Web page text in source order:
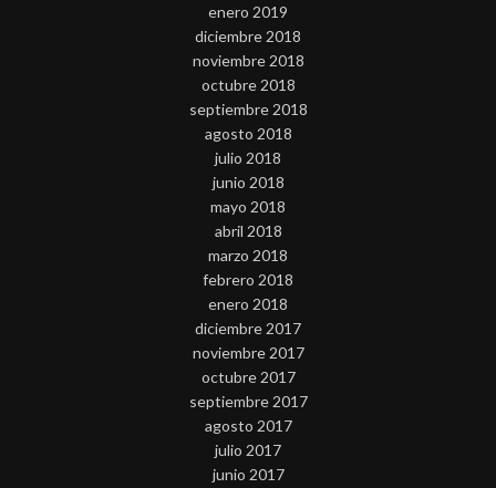
enero 2019
diciembre 2018
noviembre 2018
octubre 2018
septiembre 2018
agosto 2018
julio 2018
junio 2018
mayo 2018
abril 2018
marzo 2018
febrero 2018
enero 2018
diciembre 2017
noviembre 2017
octubre 2017
septiembre 2017
agosto 2017
julio 2017
junio 2017